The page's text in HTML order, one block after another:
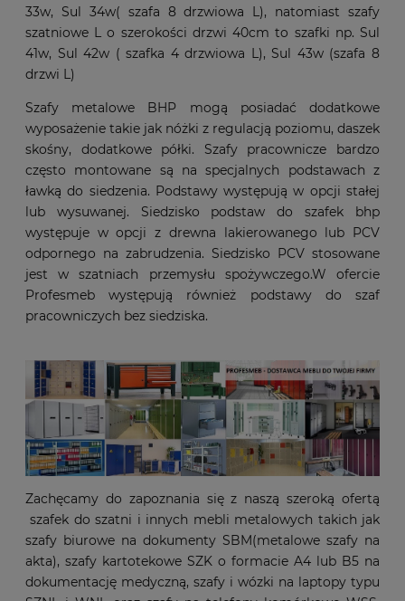
33w, Sul 34w( szafa 8 drzwiowa L), natomiast szafy
szatniowe L o szerokości drzwi 40cm to szafki np. Sul
41w, Sul 42w ( szafka 4 drzwiowa L), Sul 43w (szafa 8
drzwi L)
Szafy metalowe BHP mogą posiadać dodatkowe
wyposażenie takie jak nóżki z regulacją poziomu, daszek
skośny, dodatkowe półki. Szafy pracownicze bardzo
często montowane są na specjalnych podstawach z
ławką do siedzenia. Podstawy występują w opcji stałej
lub wysuwanej. Siedzisko podstaw do szafek bhp
występuje w opcji z drewna lakierowanego lub PCV
odpornego na zabrudzenia. Siedzisko PCV stosowane
jest w szatniach przemysłu spożywczego.W ofercie
Profesmeb występują również podstawy do szaf
pracowniczych bez siedziska.
Zachęcamy do zapoznania się z naszą szeroką ofertą
szafek do szatni i innych mebli metalowych takich jak
szafy biurowe na dokumenty SBM(metalowe szafy na
akta), szafy kartotekowe SZK o formacie A4 lub B5 na
dokumentację medyczną, szafy i wózki na laptopy typu